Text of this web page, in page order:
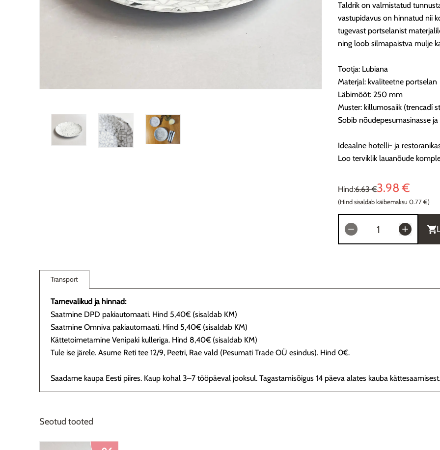
Taldrik on valmistatud
vastupidavus on hinnatud nii
tugevast portselanist
ning loob silmapaistva mulje
Tootja: Lubiana
Materjal: kvaliteetne portselan
Läbimõõt: 250 mm
Muster: killumosaiik (trencadí
Sobib nõudepesumasinasse
Ideaalne hotelli- ja
Loo terviklik lauanõude
Hind:6.63 €3.98 €
(Hind sisaldab käibemaksu 0.77 €)
Transport
Tarnevalikud ja hinnad:
Saatmine DPD pakiautomaati. Hind 5,40€ (sisaldab KM)
Saatmine Omniva pakiautomaati. Hind 5,40€ (sisaldab KM)
Kättetoimetamine Venipaki kulleriga. Hind 8,40€ (sisaldab KM)
Tule ise järele. Asume Reti tee 12/9, Peetri, Rae vald (Pesumati Trade OÜ esindus). Hind 0€.
Saadame kaupa Eesti piires. Kaup kohal 3–7 tööpäeval jooksul. Tagastamisõigus 14 päeva alates kauba kättesaamisest.
Seotud tooted